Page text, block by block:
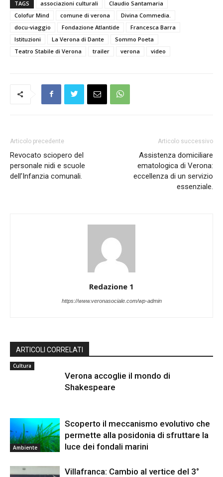
TAGS associazioni culturali
Claudio Santamaria
Colofur Mind
comune di verona
Divina Commedia.
docu-viaggio
Fondazione Atlantide
Francesca Barra
Istituzioni
La Verona di Dante
Sommo Poeta
Teatro Stabile di Verona
trailer verona video
Articolo precedente
Revocato sciopero del
personale nidi e scuole
dell’Infanzia comunali.
Articolo successivo
Assistenza domiciliare
ematologica di Verona:
eccellenza di un servizio
essenziale.
Redazione 1
https://www.veronasociale.com/wp-admin
ARTICOLI CORRELATI
Cultura
Verona accoglie il mondo di
Shakespeare
Ambiente
Scoperto il meccanismo evolutivo che
permette alla posidonia di sfruttare la
luce dei fondali marini
Villafranca: Cambio al vertice del 3°